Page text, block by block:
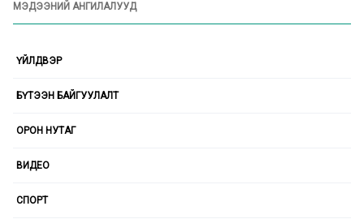
МЭДЭЭНИЙ АНГИЛАЛУУД
ҮЙЛДВЭР
БҮТЭЭН БАЙГУУЛАЛТ
ОРОН НУТАГ
ВИДЕО
СПОРТ